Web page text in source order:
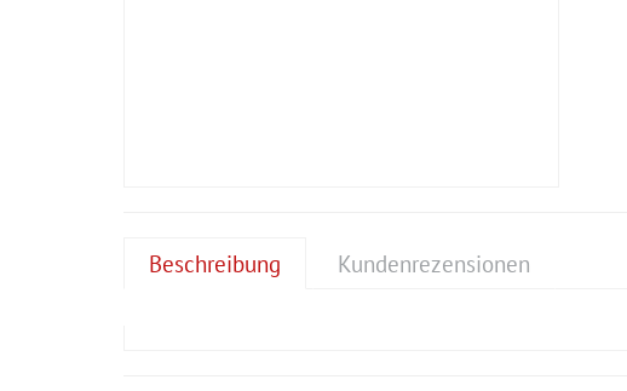
Beschreibung Kundenrezensionen